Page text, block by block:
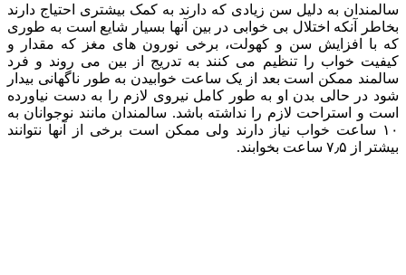
سالمندان به دلیل سن زیادی که دارند به کمک بیشتری احتیاج دارند
بخاطر آنکه اختلال بی خوابی در بین آنها بسیار شایع است به طوری
که با افزایش سن و کهولت، برخی نورون های مغز که مقدار و
کیفیت خواب را تنظیم می کنند به تدریج از بین می روند و فرد
سالمند ممکن است بعد از یک ساعت خوابیدن به طور ناگهانی بیدار
شود در حالی بدن او به طور کامل نیروی لازم را به دست نیاورده
است و استراحت لازم را نداشته باشد. سالمندان مانند نوجوانان به
۱۰ ساعت خواب نیاز دارند ولی ممکن است برخی از آنها نتوانند
بیشتر از ۷٫۵ ساعت بخوابند.